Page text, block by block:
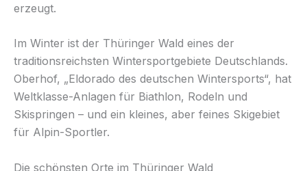
erzeugt.
Im Winter ist der Thüringer Wald eines der
traditionsreichsten Wintersportgebiete Deutschlands.
Oberhof, „Eldorado des deutschen Wintersports“, hat
Weltklasse-Anlagen für Biathlon, Rodeln und
Skispringen – und ein kleines, aber feines Skigebiet
für Alpin-Sportler.
Die schönsten Orte im Thüringer Wald